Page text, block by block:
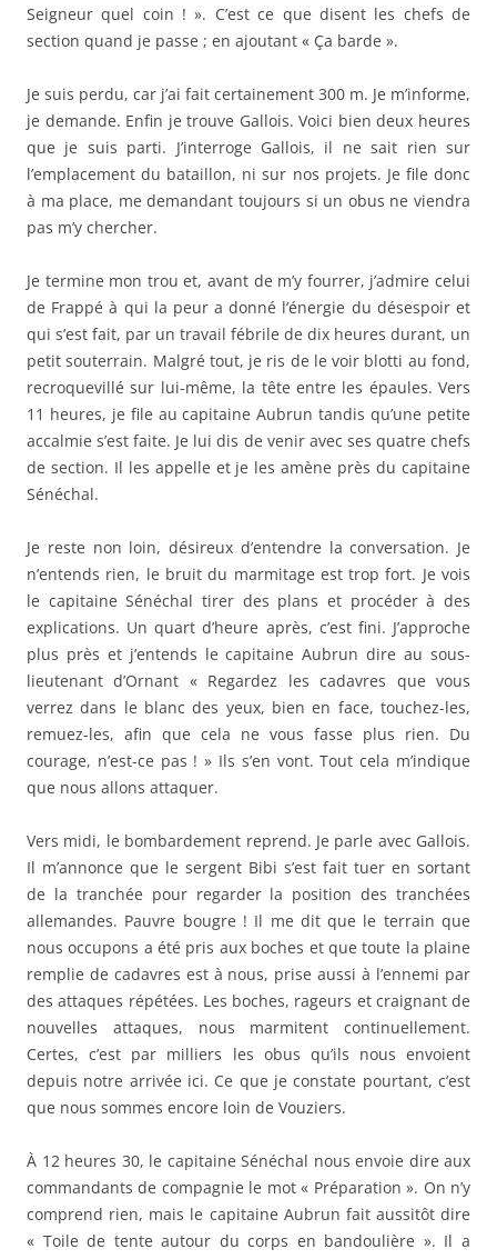
Seigneur quel coin ! ». C’est ce que disent les chefs de
section quand je passe ; en ajoutant « Ça barde ».
Je suis perdu, car j’ai fait certainement 300 m. Je m’informe,
je demande. Enfin je trouve Gallois. Voici bien deux heures
que je suis parti. J’interroge Gallois, il ne sait rien sur
l’emplacement du bataillon, ni sur nos projets. Je file donc
à ma place, me demandant toujours si un obus ne viendra
pas m’y chercher.
Je termine mon trou et, avant de m’y fourrer, j’admire celui
de Frappé à qui la peur a donné l’énergie du désespoir et
qui s’est fait, par un travail fébrile de dix heures durant, un
petit souterrain. Malgré tout, je ris de le voir blotti au fond,
recroquevillé sur lui-même, la tête entre les épaules. Vers
11 heures, je file au capitaine Aubrun tandis qu’une petite
accalmie s’est faite. Je lui dis de venir avec ses quatre chefs
de section. Il les appelle et je les amène près du capitaine
Sénéchal.
Je reste non loin, désireux d’entendre la conversation. Je
n’entends rien, le bruit du marmitage est trop fort. Je vois
le capitaine Sénéchal tirer des plans et procéder à des
explications. Un quart d’heure après, c’est fini. J’approche
plus près et j’entends le capitaine Aubrun dire au sous-
lieutenant d’Ornant « Regardez les cadavres que vous
verrez dans le blanc des yeux, bien en face, touchez-les,
remuez-les, afin que cela ne vous fasse plus rien. Du
courage, n’est-ce pas ! » Ils s’en vont. Tout cela m’indique
que nous allons attaquer.
Vers midi, le bombardement reprend. Je parle avec Gallois.
Il m’annonce que le sergent Bibi s’est fait tuer en sortant
de la tranchée pour regarder la position des tranchées
allemandes. Pauvre bougre ! Il me dit que le terrain que
nous occupons a été pris aux boches et que toute la plaine
remplie de cadavres est à nous, prise aussi à l’ennemi par
des attaques répétées. Les boches, rageurs et craignant de
nouvelles attaques, nous marmitent continuellement.
Certes, c’est par milliers les obus qu’ils nous envoient
depuis notre arrivée ici. Ce que je constate pourtant, c’est
que nous sommes encore loin de Vouziers.
À 12 heures 30, le capitaine Sénéchal nous envoie dire aux
commandants de compagnie le mot « Préparation ». On n’y
comprend rien, mais le capitaine Aubrun fait aussitôt dire
« Toile de tente autour du corps en bandoulière ». Il a